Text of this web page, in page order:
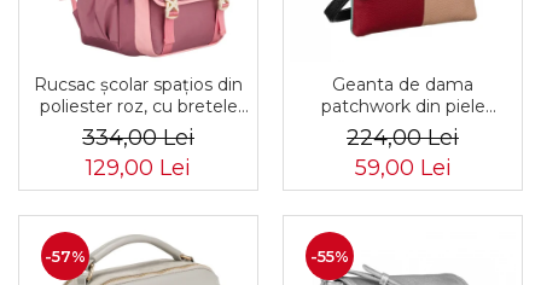
Rucsac școlar spațios din
poliester roz, cu bretele
reglabile - Peterson PTR-
PTN 8610-1327 PINK
334,00 Lei
129,00 Lei
Geanta de dama
patchwork din piele
naturala PTR-1718-SKL-
6922 MULTI
224,00 Lei
59,00 Lei
-57% -55%